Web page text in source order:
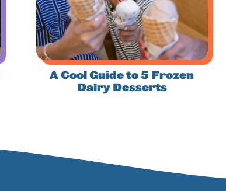
A Cool Guide to 5 Frozen
Dairy Desserts